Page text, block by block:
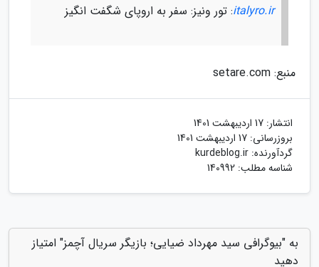
italyro.ir: تور ونیز: سفر به اروپای شگفت انگیز
منبع: setare.com
انتشار: 17 اردیبهشت 1401
بروزرسانی: 17 اردیبهشت 1401
گردآورنده: kurdeblog.ir
شناسه مطلب: 140992
به "بیوگرافی سید مهرداد ضیایی؛ بازیگر سریال آچمز" امتیاز
دهید